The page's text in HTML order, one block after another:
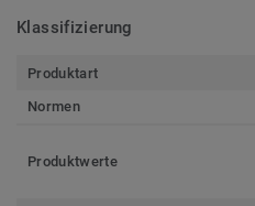
Klassifizierung
Produktart
Normen
Produktwerte